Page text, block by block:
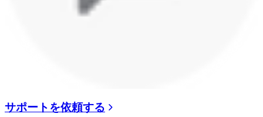
サポートを依頼する